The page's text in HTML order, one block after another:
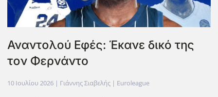
Αναντολού Εφές: Έκανε δικό της
τον Φερνάντο
10 Ιουλίου 2026 | Γιάννης Σιαβελής | Euroleague